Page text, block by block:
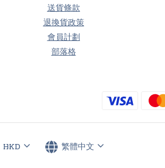
送貨條款
退換貨政策
會員計劃
部落格
HKD 繁體中文